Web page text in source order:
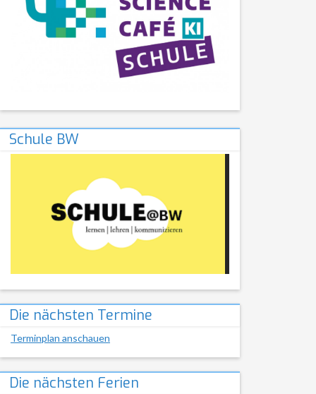
Schule BW
Die nächsten Termine
Terminplan anschauen
Die nächsten Ferien